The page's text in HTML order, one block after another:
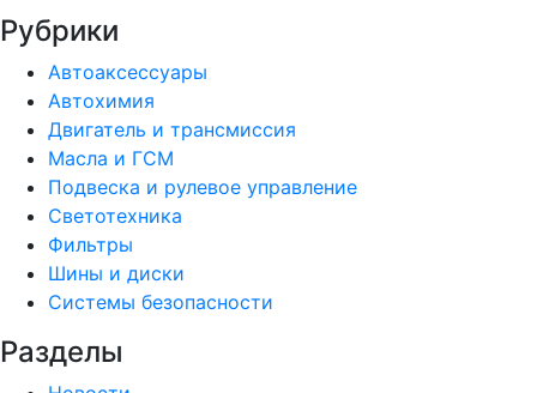
Рубрики
Автоаксессуары
Автохимия
Двигатель и трансмиссия
Масла и ГСМ
Подвеска и рулевое управление
Светотехника
Фильтры
Шины и диски
Системы безопасности
Разделы